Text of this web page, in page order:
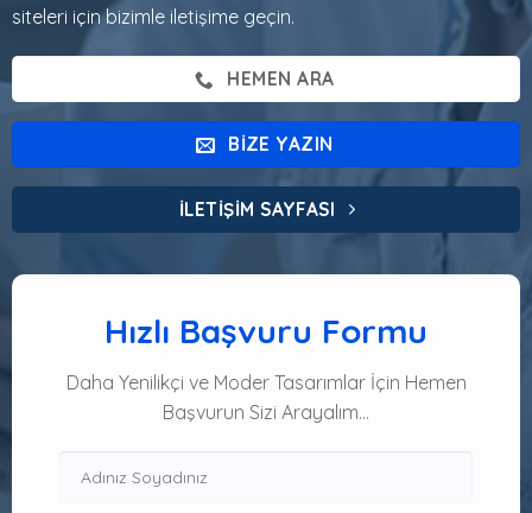
siteleri için bizimle iletişime geçin.
HEMEN ARA
BIZE YAZIN
İLETIŞIM SAYFASI
Hızlı Başvuru Formu
Daha Yenilikçi ve Moder Tasarımlar İçin Hemen
Başvurun Sizi Arayalım…